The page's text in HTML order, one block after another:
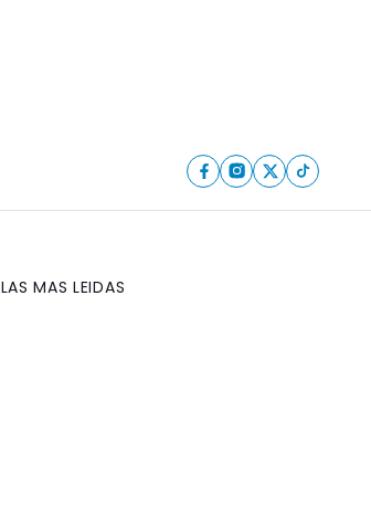
LAS MAS LEIDAS